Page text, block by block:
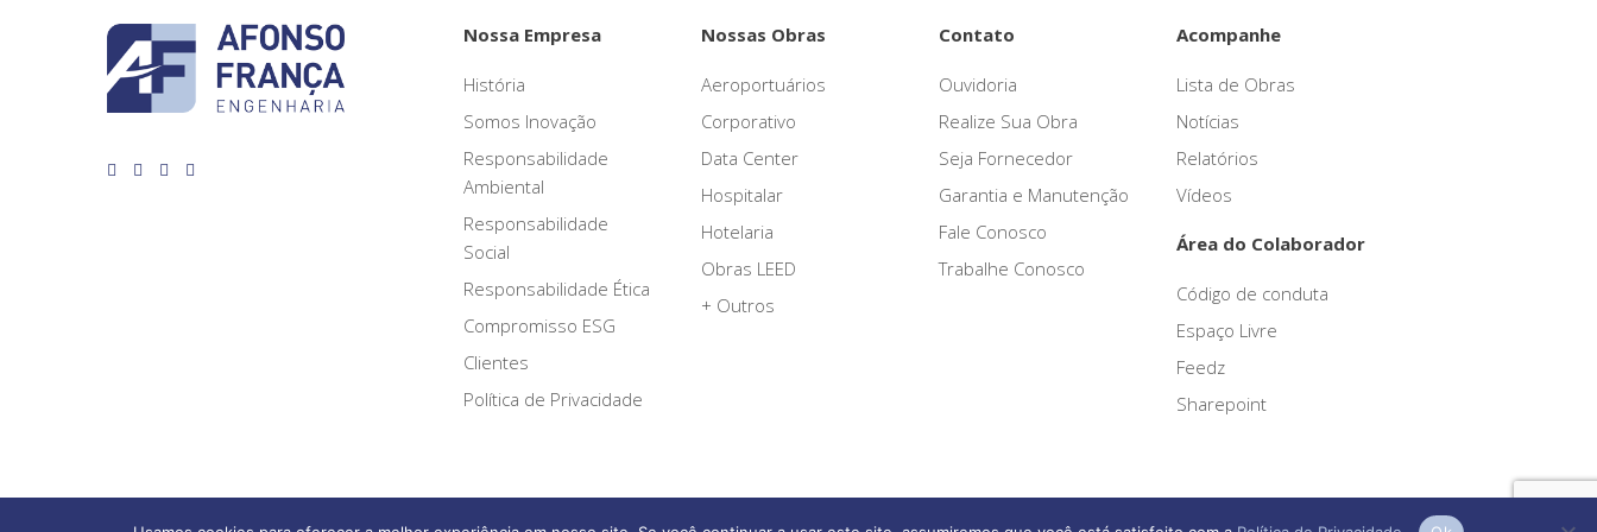
Nossa Empresa
História
Somos Inovação
Responsabilidade
Ambiental
Responsabilidade
Social
Responsabilidade Ética
Compromisso ESG
Clientes
Política de Privacidade
Nossas Obras
Aeroportuários
Corporativo
Data Center
Hospitalar
Hotelaria
Obras LEED
+ Outros
Contato
Ouvidoria
Realize Sua Obra
Seja Fornecedor
Garantia e Manutenção
Fale Conosco
Trabalhe Conosco
Acompanhe
Lista de Obras
Notícias
Relatórios
Vídeos
Área do Colaborador
Código de conduta
Espaço Livre
Feedz
Sharepoint